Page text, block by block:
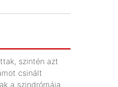
szintén azt
csinált
a szindrómája